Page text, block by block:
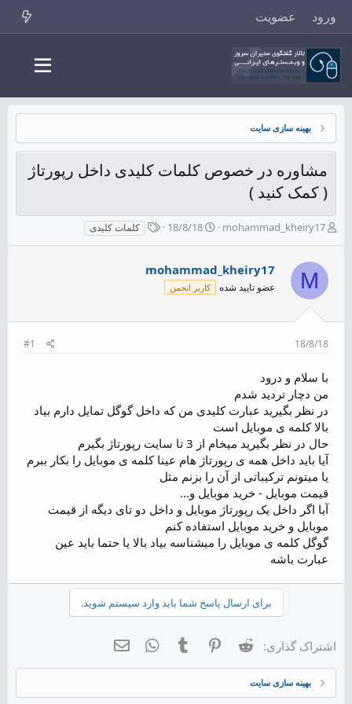
ورود عضویت
بهینه سازی سایت
مشاوره در خصوص کلمات کلیدی داخل رپورتاژ
( کمک کنید )
ش
ع
ن
د
ه
ض
و
ع
mohammad_kheiry17
ت
ی
خ
ش
و
18/8/18
ب
ر
کلمات کلیدی
M
mohammad_kheiry17
عضو تایید شده کاربر انجمن
18/8/18
#1
با سلام و درود
من دچار تردید شدم
در نظر بگیرید عبارت کلیدی من که داخل گوگل تمایل دارم بیاد
بالا کلمه ی موبایل است
حال در نظر بگیرید میخام از 3 تا سایت رپورتاژ بگیرم
آیا باید داخل همه ی رپورتاژ هام عینا کلمه ی موبایل را بکار ببرم
یا میتونم ترکیباتی از آن را بزنم مثل
قیمت موبایل - خرید موبایل و...
آیا اگر داخل یک رپورتاژ موبایل و داخل دو تای دیگه از قیمت
موبایل و خرید موبایل استفاده کنم
گوگل کلمه ی موبایل را میشناسه بیاد بالا یا حتما باید عین
عبارت باشه
برای ارسال پاسخ شما باید وارد سیستم شوید.
اشتراک گذاری: Reddit
Pinterest
Tumblr
WhatsApp
بهینه سازی سایت